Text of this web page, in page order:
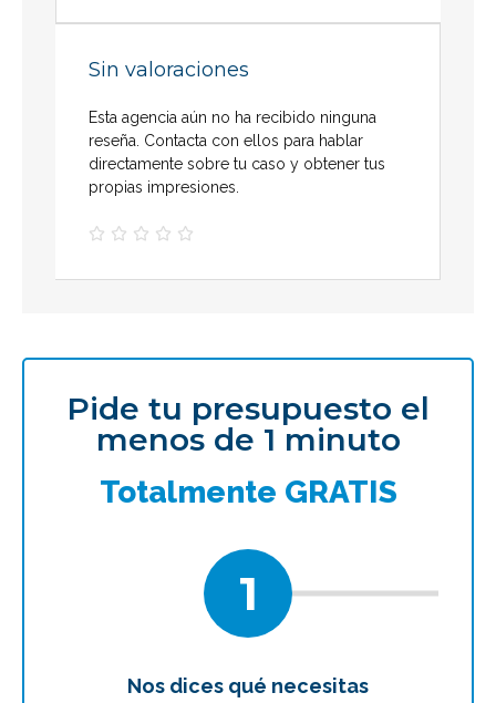
Sin valoraciones
Esta agencia aún no ha recibido ninguna
reseña. Contacta con ellos para hablar
directamente sobre tu caso y obtener tus
propias impresiones.
    
Pide tu presupuesto el
menos de 1 minuto
Totalmente GRATIS
1
Nos dices qué necesitas